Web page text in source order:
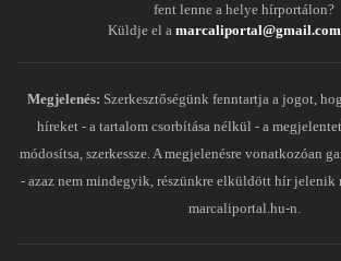
fent lenne a helye hírportálon?
Küldje el a marcaliportal@gmail.com
Megjelenés: Szerkesztőségünk fenntartja a jogot,
híreket - a tartalom csorbítása nélkül - a
módosítsa, szerkessze. A megjelenésre vonatkozóan
- azaz nem mindegyik, részünkre elküldött hír jelenik
marcaliportal.hu-n.